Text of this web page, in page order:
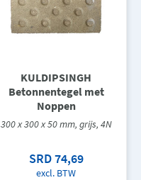
KULDIPSINGH
Betonnentegel met
Noppen
300 x 300 x 50 mm, grijs, 4N
SRD 74,69
excl. BTW